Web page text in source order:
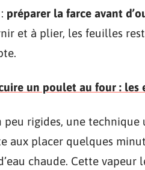
préparer la farce avant
et à plier, les feuilles
un poulet au four :
rigides, une
aux placer quelques
chaude. Cette